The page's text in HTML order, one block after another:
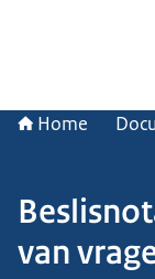
Home
van